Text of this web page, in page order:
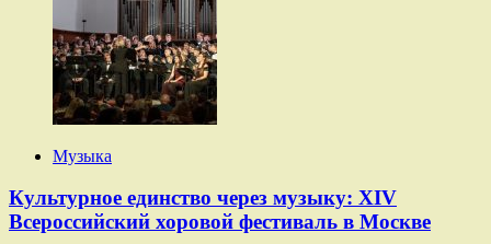
Музыка
Культурное единство через музыку: XIV
Всероссийский хоровой фестиваль в Москве